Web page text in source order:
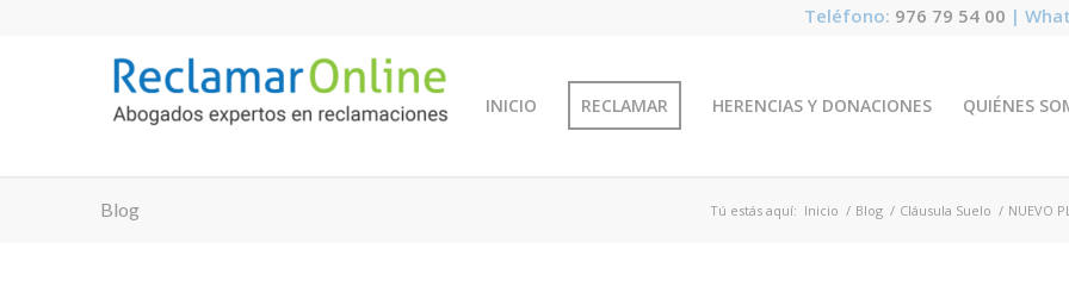
Teléfono: 976 79 54 00 |
INICIO RECLAMAR HERENCIAS Y DONACIONES QUIÉNES
Blog Tú estás aquí: Inicio / Blog / Cláusula Suelo / NUEVO